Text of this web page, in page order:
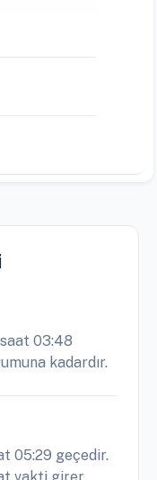
03:48
kadardır.
05:29 geçedir.